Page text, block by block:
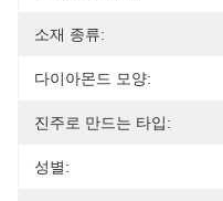
소재 종류:
다이아몬드 모양:
진주로 만드는 타입:
성별: